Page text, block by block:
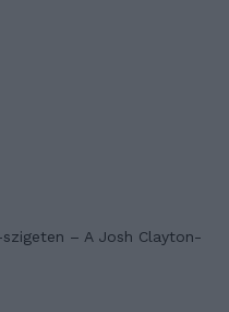
– A Josh Clayton-